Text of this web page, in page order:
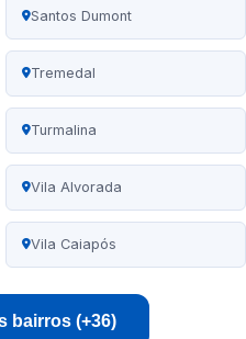
Santos Dumont
Tremedal
Turmalina
Vila Alvorada
Vila Caiapós
bairros (+36)